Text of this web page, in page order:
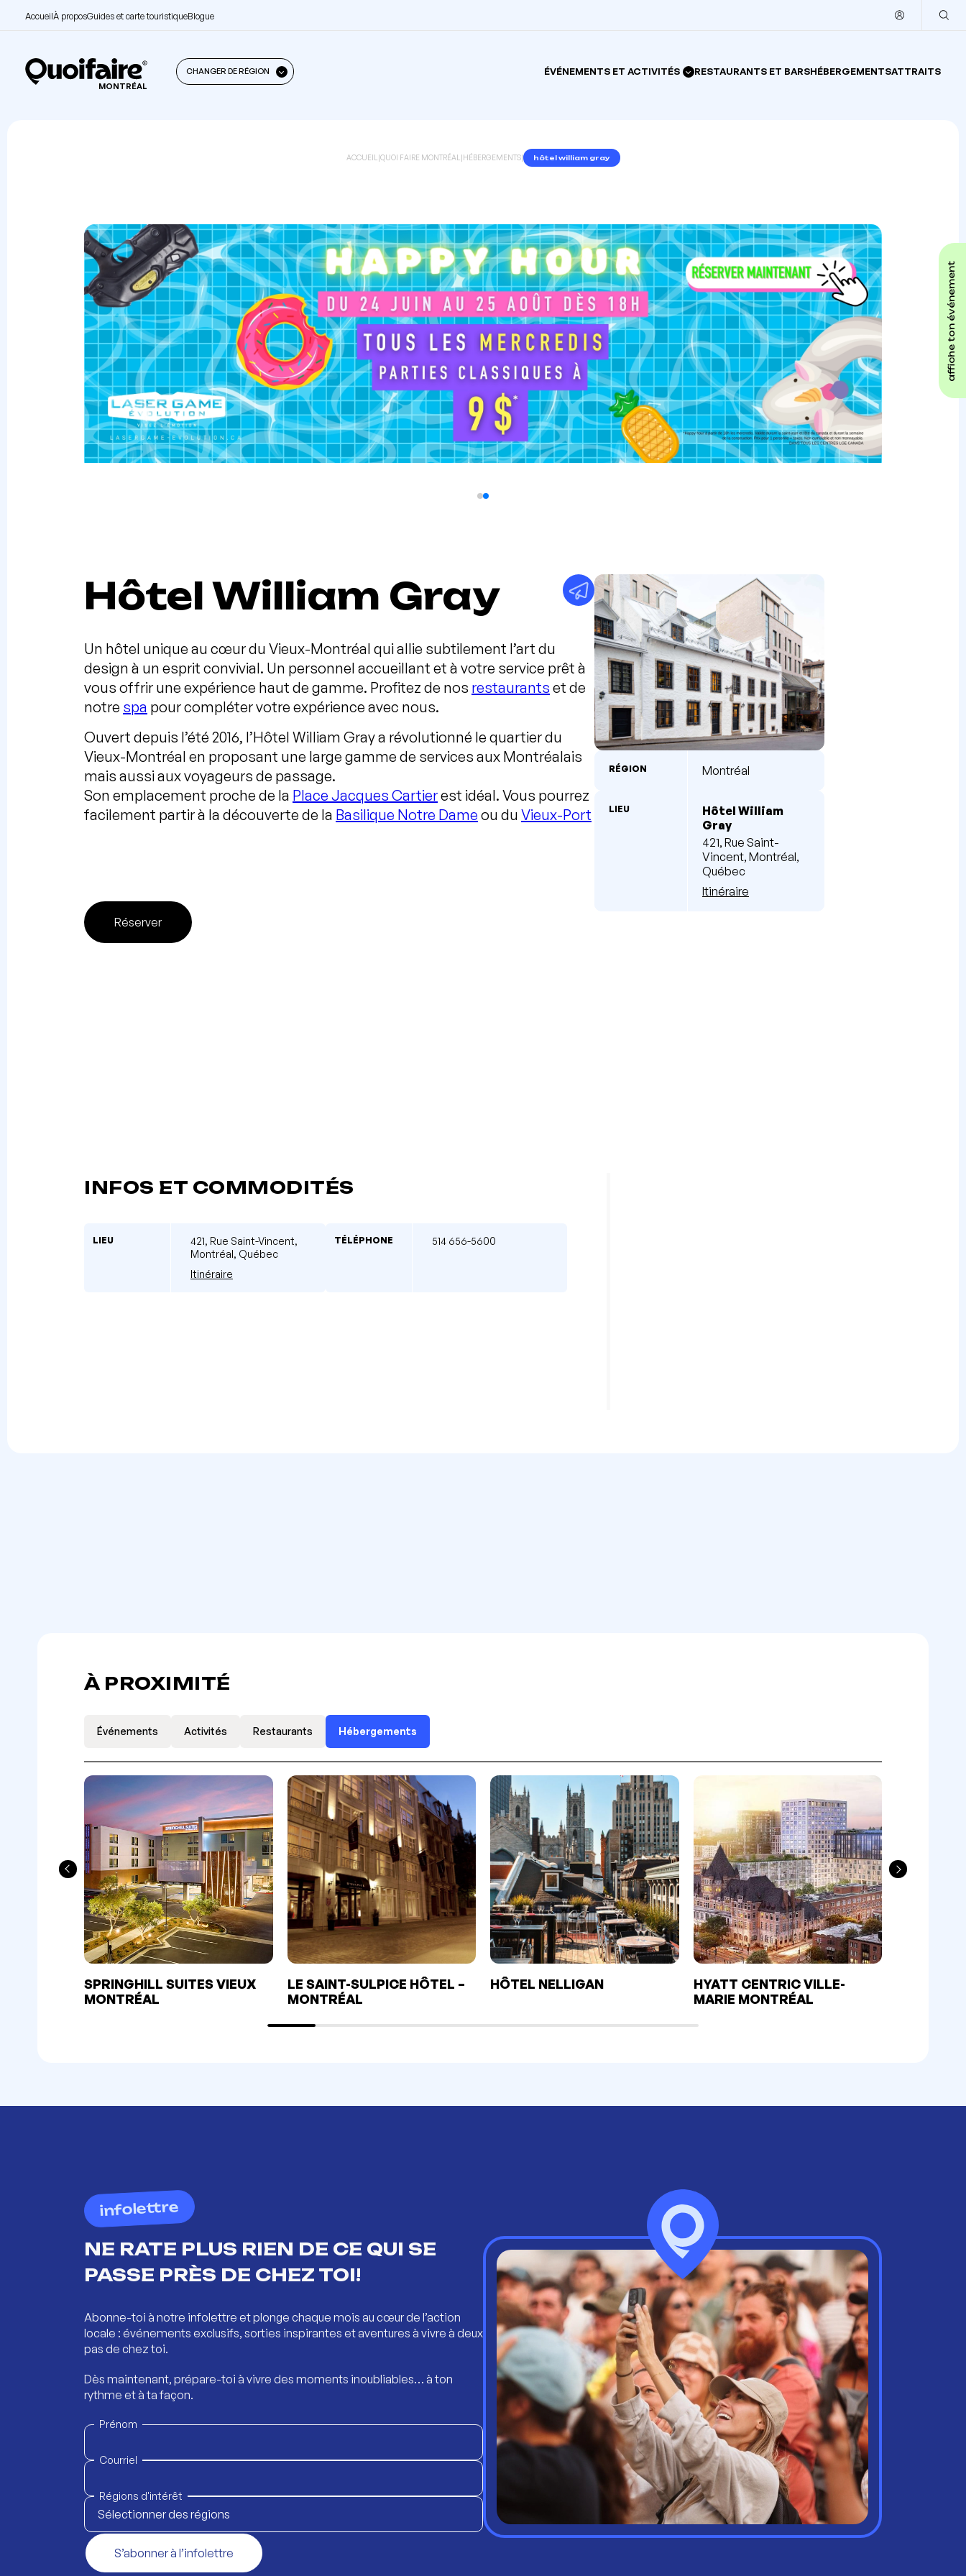
AccueilÀ proposGuides et carte touristiqueBlogue
MONTRÉAL
CHANGER DE RÉGION ÉVÉNEMENTS ET ACTIVITÉS RESTAURANTS ET BARSHÉBERGEMENTSATTRAITS
affiche ton événement
ACCUEIL |QUOI FAIRE MONTRÉAL |HÉBERGEMENTS| hôtel william gray
Hôtel William Gray
Un hôtel unique au cœur du Vieux-Montréal qui allie subtilement l’art du
design à un esprit convivial. Un personnel accueillant et à votre service prêt à
vous offrir une expérience haut de gamme. Profitez de nos restaurants et de
notre spa pour compléter votre expérience avec nous.
Ouvert depuis l’été 2016, l’Hôtel William Gray a révolutionné le quartier du
Vieux-Montréal en proposant une large gamme de services aux Montréalais
mais aussi aux voyageurs de passage.
Son emplacement proche de la Place Jacques Cartierest idéal. Vous pourrez
facilement partir à la découverte de la Basilique Notre Dame ou du Vieux-Port
Réserver
RÉGION Montréal
LIEU
Hôtel William
Gray
421, Rue Saint-
Vincent, Montréal,
Québec
Itinéraire
INFOS ET COMMODITÉS
LIEU
421, Rue Saint-Vincent,
Montréal, Québec
Itinéraire
TÉLÉPHONE 514 656-5600
À PROXIMITÉ
Événements Activités Restaurants Hébergements
SPRINGHILL SUITES VIEUX
MONTRÉAL
LE SAINT-SULPICE HÔTEL –
MONTRÉAL
HÔTEL NELLIGAN
HYATT CENTRIC VILLE-
MARIE MONTRÉAL
infolettre
NE RATE PLUS RIEN DE CE QUI SE
PASSE PRÈS DE CHEZ TOI!
Abonne-toi à notre infolettre et plonge chaque mois au cœur de l’action
locale : événements exclusifs, sorties inspirantes et aventures à vivre à deux
pas de chez toi.
Dès maintenant, prépare-toi à vivre des moments inoubliables… à ton
rythme et à ta façon.
Prénom
Courriel
Régions d'intérêt
Sélectionner des régions
S’abonner à l’infolettre